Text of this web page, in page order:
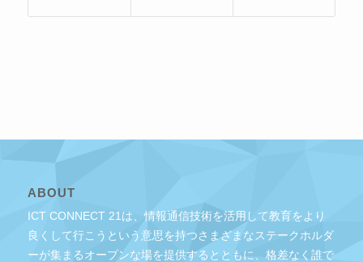
ABOUT
ICT CONNECT 21は、情報通信技術を活用して教育をより
良くして行こうという意思を持つさまざまなステークホルダ
ーが集まるオープンな場を提供するとともに、格差なく誰で